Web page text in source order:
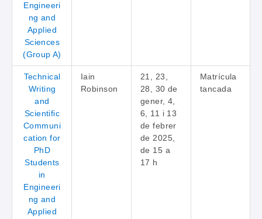
Engineeri
ng and
Applied
Sciences
(Group A)
Technical
Writing
and
Scientific
Communi
cation for
PhD
Students
in
Engineeri
ng and
Applied
Iain
Robinson
21, 23,
28, 30 de
gener, 4,
6, 11 i 13
de febrer
de 2025,
de 15 a
17 h
Matrícula
tancada